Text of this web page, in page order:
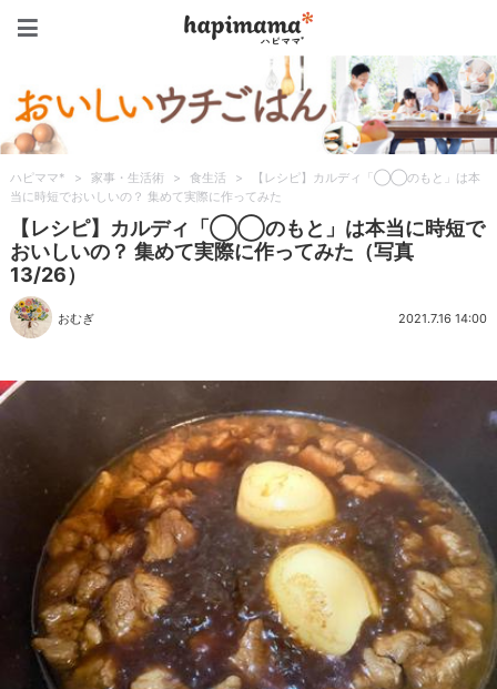
ハピママ* > 家事・生活術 > 食生活 >
【レシピ】カルディ「◯◯のもと」は本
当に時短でおいしいの？ 集めて実際に作ってみた
【レシピ】カルディ「◯◯のもと」は本当に時短で
おいしいの？ 集めて実際に作ってみた（写真
13/26）
おむぎ 2021.7.16 14:00